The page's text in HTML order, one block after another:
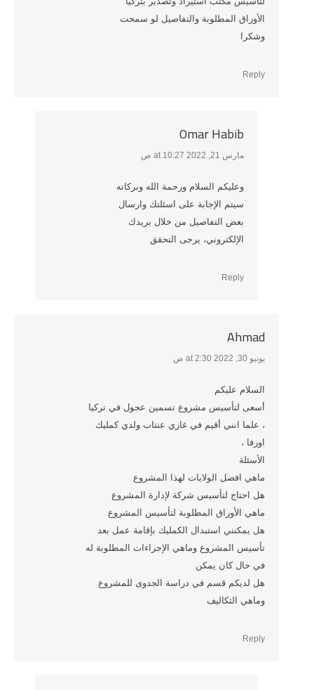
الأوراق المطلوبة والتفاصيل لو سمحت
وشكرا
Reply
Omar Habib
says:
مارس 21, 2022 at 10:27 ص
وعليكم السلام ورحمة الله وبركاته
سيتم الإجابة على اسئلتك وارسال
بعض التفاصيل من خلال بريدك
الإلكتروني، يرجى التحقق
Reply
Ahmad
says:
يونيو 30, 2022 at 2:30 ص
السلام عليكم
أسعى لتأسيس مشروع تسمين عجول في تركيا
، علما انني أقيم في غازي عنتاب ولدي كمليك
اورفا ،
الأسئلة
ماهي افضل الولايات لهذا المشروع
هل احتاج لتأسيس شركة لإدارة المشروع
ماهي الأوراق المطلوبة لتأسيس المشروع
هل يمكنني استبدال الكمليك بإقامة عمل بعد
تأسيس المشروع وماهي الإجراءات المطلوبة له
في حال كان يمكن
هل لديكم قسم في دراسة الجدوى للمشروع
وماهي التكاليف
Reply